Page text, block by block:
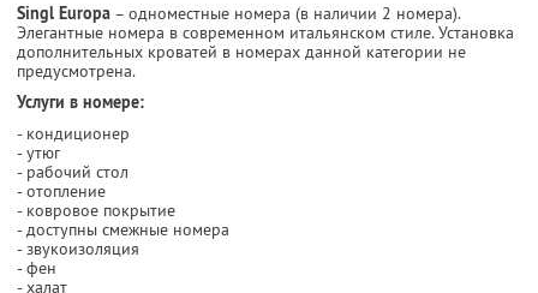
Singl Europa – одноместные номера (в наличии 2 номера).
Элегантные номера в современном итальянском стиле. Установка
дополнительных кроватей в номерах данной категории не
предусмотрена.
Услуги в номере:
- кондиционер
- утюг
- рабочий стол
- отопление
- ковровое покрытие
- доступны смежные номера
- звукоизоляция
- фен
- халат